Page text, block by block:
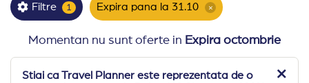
Filtre 1 Expira pana la 31.10 ×
Momentan nu sunt oferte in Expira octombrie
Stiai ca Travel Planner este reprezentata de o